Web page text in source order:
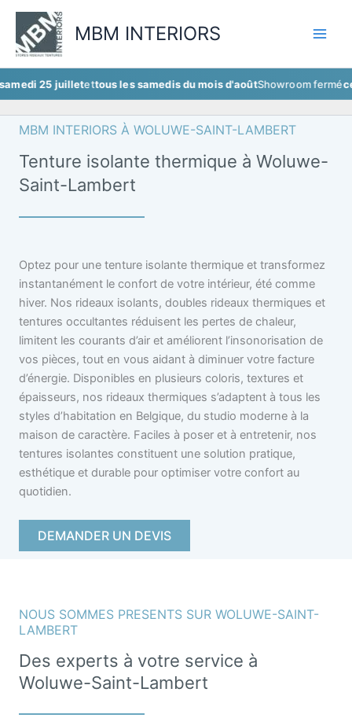
Aller
contenu
MBM INTERIORS
juillet ettous les samedis du mois d'aoûtShowroom ferméce
MBM INTERIORS À WOLUWE-SAINT-LAMBERT
Tenture isolante thermique à Woluwe-
Saint-Lambert
Optez pour une tenture isolante thermique et transformez
instantanément le confort de votre intérieur, été comme
hiver. Nos rideaux isolants, doubles rideaux thermiques et
tentures occultantes réduisent les pertes de chaleur,
limitent les courants d’air et améliorent l’insonorisation de
vos pièces, tout en vous aidant à diminuer votre facture
d’énergie. Disponibles en plusieurs coloris, textures et
épaisseurs, nos rideaux thermiques s’adaptent à tous les
styles d’habitation en Belgique, du studio moderne à la
maison de caractère. Faciles à poser et à entretenir, nos
tentures isolantes constituent une solution pratique,
esthétique et durable pour optimiser votre confort au
quotidien.
DEMANDER UN DEVIS
NOUS SOMMES PRESENTS SUR WOLUWE-SAINT-
LAMBERT
Des experts à votre service à
Woluwe-Saint-Lambert